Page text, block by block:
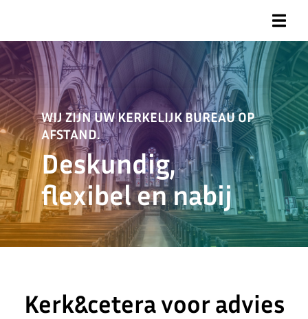
WIJ ZIJN UW KERKELIJK BUREAU OP
AFSTAND.
Deskundig,
flexibel en nabij
Kerk&cetera voor advies